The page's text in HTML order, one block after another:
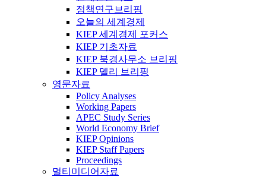
정책연구브리핑
오늘의 세계경제
KIEP 세계경제 포커스
KIEP 기초자료
KIEP 북경사무소 브리핑
KIEP 델리 브리핑
영문자료
Policy Analyses
Working Papers
APEC Study Series
World Economy Brief
KIEP Opinions
KIEP Staff Papers
Proceedings
멀티미디어자료